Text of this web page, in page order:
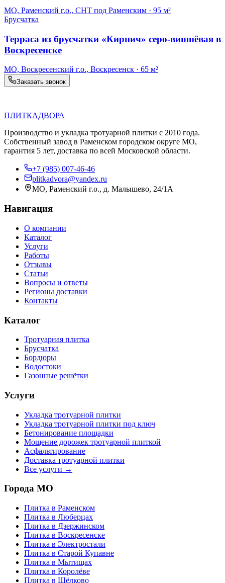
МО, Раменский г.о., СНТ под Раменским · 95 м²
Брусчатка
Терраса из брусчатки «Кирпич» серо-вишнёвая в
Воскресенске
МО, Воскресенский г.о., Воскресенск · 65 м²
Заказать звонок
ПЛИТКАДВОРА
Производство и укладка тротуарной плитки с 2010 года.
Собственный завод в Раменском городском округе МО,
гарантия 5 лет, доставка по всей Московской области.
+7 (985) 007-46-46
plitkadvora@yandex.ru
МО, Раменский г.о., д. Малышево, 24/1А
Навигация
О компании
Каталог
Услуги
Работы
Отзывы
Статьи
Вопросы и ответы
Регионы доставки
Контакты
Каталог
Тротуарная плитка
Брусчатка
Бордюры
Водостоки
Газонные решётки
Услуги
Укладка тротуарной плитки
Укладка тротуарной плитки под ключ
Бетонирование площадки
Мощение дорожек тротуарной плиткой
Асфальтирование
Доставка тротуарной плитки
Все услуги →
Города МО
Плитка в Раменском
Плитка в Люберцах
Плитка в Дзержинском
Плитка в Воскресенске
Плитка в Электростали
Плитка в Старой Купавне
Плитка в Мытищах
Плитка в Королёве
Плитка в Щёлково